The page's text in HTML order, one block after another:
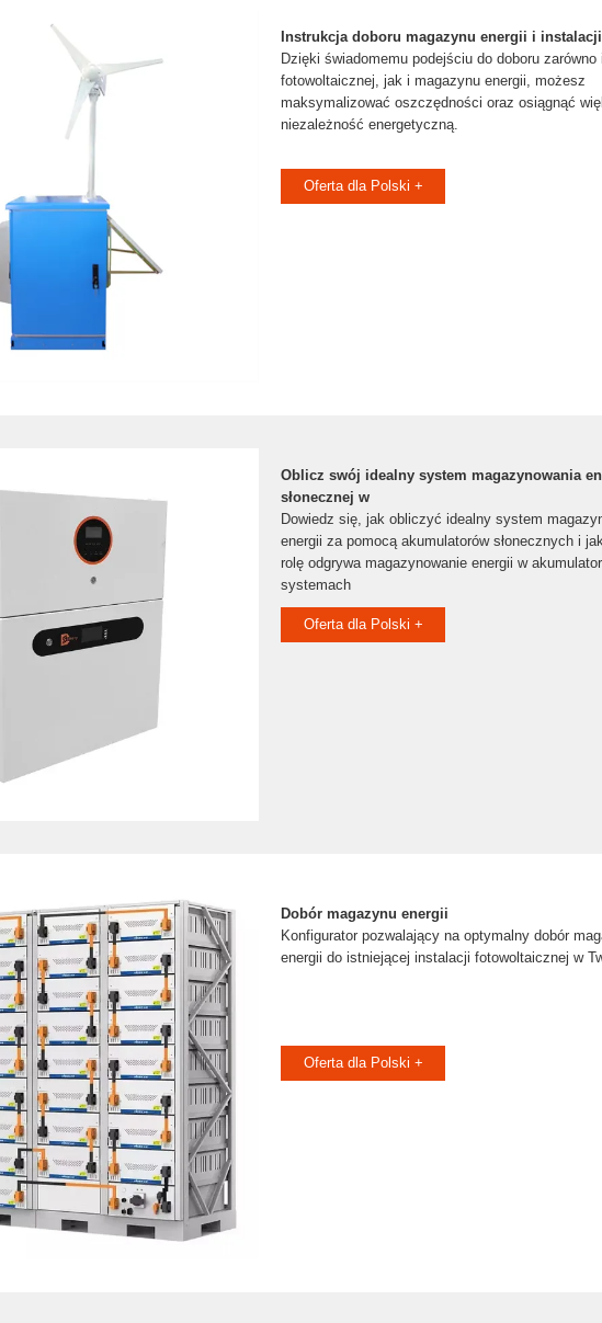
Instrukcja doboru magazynu energii i
Dzięki świadomemu podejściu do doboru zarówno
fotowoltaicznej, jak i magazynu energii, możesz
maksymalizować oszczędności oraz osiągnąć
niezależność energetyczną.
Oferta dla Polski +
Oblicz swój idealny system magazynowania
słonecznej w
Dowiedz się, jak obliczyć idealny system
energii za pomocą akumulatorów słonecznych i
rolę odgrywa magazynowanie energii w
systemach
Oferta dla Polski +
Dobór magazynu energii
Konfigurator pozwalający na optymalny dobór
energii do istniejącej instalacji fotowoltaicznej w
Oferta dla Polski +